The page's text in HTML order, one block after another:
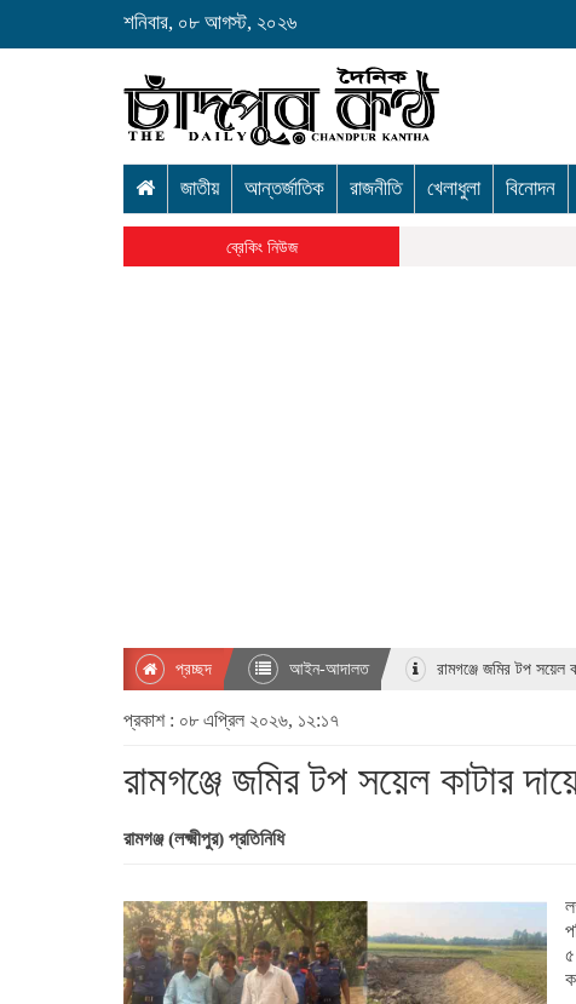
শনিবার, ০৮ আগস্ট, ২০২৬
জাতীয় আন্তর্জাতিক রাজনীতি খেলাধুলা বিনোদন
ব্রেকিং নিউজ
প্রচ্ছদ আইন-আদালত রামগঞ্জে জমির টপ সয়েল
প্রকাশ : ০৮ এপ্রিল ২০২৬, ১২:১৭
রামগঞ্জে জমির টপ সয়েল কাটার
রামগঞ্জ (লক্ষ্মীপুর) প্রতিনিধি